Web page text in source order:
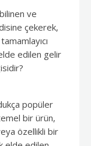
ve
çekerek,
edilen gelir
popüler
bir ürün,
özellikli bir